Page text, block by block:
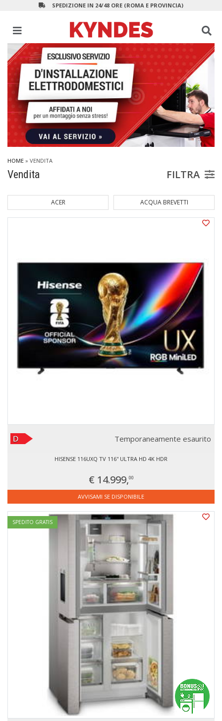
SPEDIZIONE IN 24/48 ORE (ROMA E PROVINCIA)
HOME » VENDITA
Vendita FILTRA
ACQUA BREVETTI ACTIVISION
Temporaneamente esaurito
HISENSE 116UXQ TV 116'' ULTRA HD 4K HDR
€ 14.999,00
AVVISAMI SE DISPONIBILE
SPEDITO GRATIS